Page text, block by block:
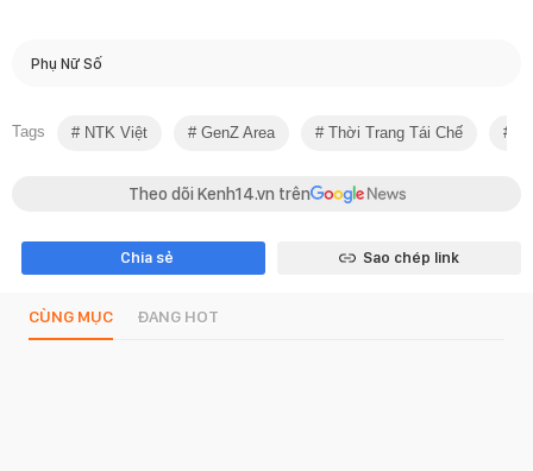
Phụ Nữ Số
Tags NTK Việt GenZ Area Thời Trang Tái Chế
Theo dõi Kenh14.vn trên
Chia sẻ Sao chép link
CÙNG MỤC ĐANG HOT